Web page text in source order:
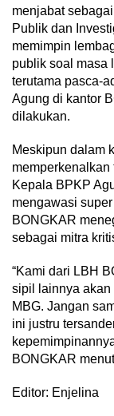
menjabat
Publik dan
memimpin
publik soal masa
terutama pasca-
Agung di kantor
dilakukan.
Meskipun dalam
memperkenalkan
Kepala BPKP
mengawasi
BONGKAR
sebagai mitra
“Kami dari LBH
sipil lainnya akan
MBG. Jangan
ini justru
BONGKAR
Editor: Enjelina